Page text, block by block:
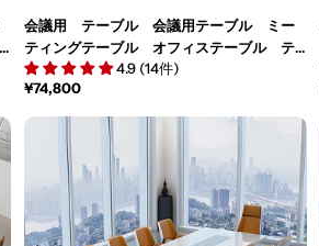
会議用 テーブル 会議用テーブル ミー
ティングテーブル オフィステーブル テ
ーブル カスタマイズ可能 HYZ-M-005
4.9 (14件)
通
価
¥74,800